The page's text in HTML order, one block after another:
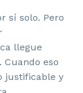
sí solo. Pero
llegue
eso
justificable y